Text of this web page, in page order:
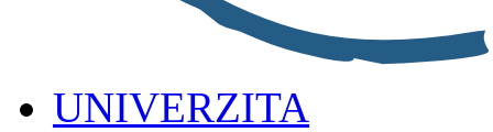
UNIVERZITA